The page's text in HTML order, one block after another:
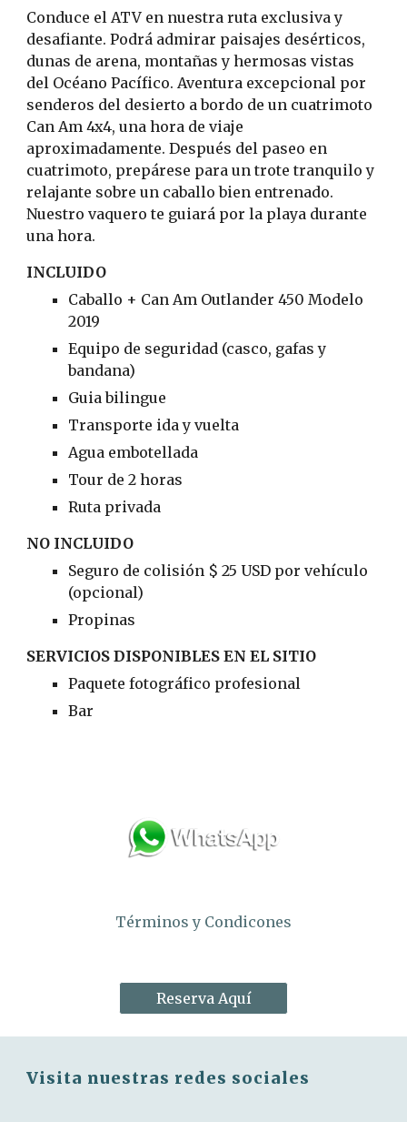
Conduce el ATV en nuestra ruta exclusiva y
desafiante. Podrá admirar paisajes desérticos,
dunas de arena, montañas y hermosas vistas
del Océano Pacífico. Aventura excepcional por
senderos del desierto a bordo de un cuatrimoto
Can Am 4x4, una hora de viaje
aproximadamente. Después del paseo en
cuatrimoto, prepárese para un trote tranquilo y
relajante sobre un caballo bien entrenado.
Nuestro vaquero te guiará por la playa durante
una hora.
INCLUIDO
Caballo + Can Am Outlander 450 Modelo
2019
Equipo de seguridad (casco, gafas y
bandana)
Guia bilingue
Transporte ida y vuelta
Agua embotellada
Tour de 2 horas
Ruta privada
NO INCLUIDO
Seguro de colisión $ 25 USD por vehículo
(opcional)
Propinas
SERVICIOS DISPONIBLES EN EL SITIO
Paquete fotográfico profesional
Bar
Términos y Condicones
Reserva Aquí
Visita nuestras redes sociales